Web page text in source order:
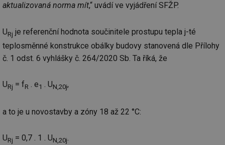
aktualizovaná norma mít,“ uvádí ve vyjádření SFŽP.
URj je referenční hodnota součinitele prostupu tepla j-té
teplosměnné konstrukce obálky budovy stanovená dle Přílohy
č. 1 odst. 6 vyhlášky č. 264/2020 Sb. Ta říká, že
URj = fR . e1 . UN,20j,
a to je u novostavby a zóny 18 až 22 °C:
URj = 0,7 . 1 . UN,20j.